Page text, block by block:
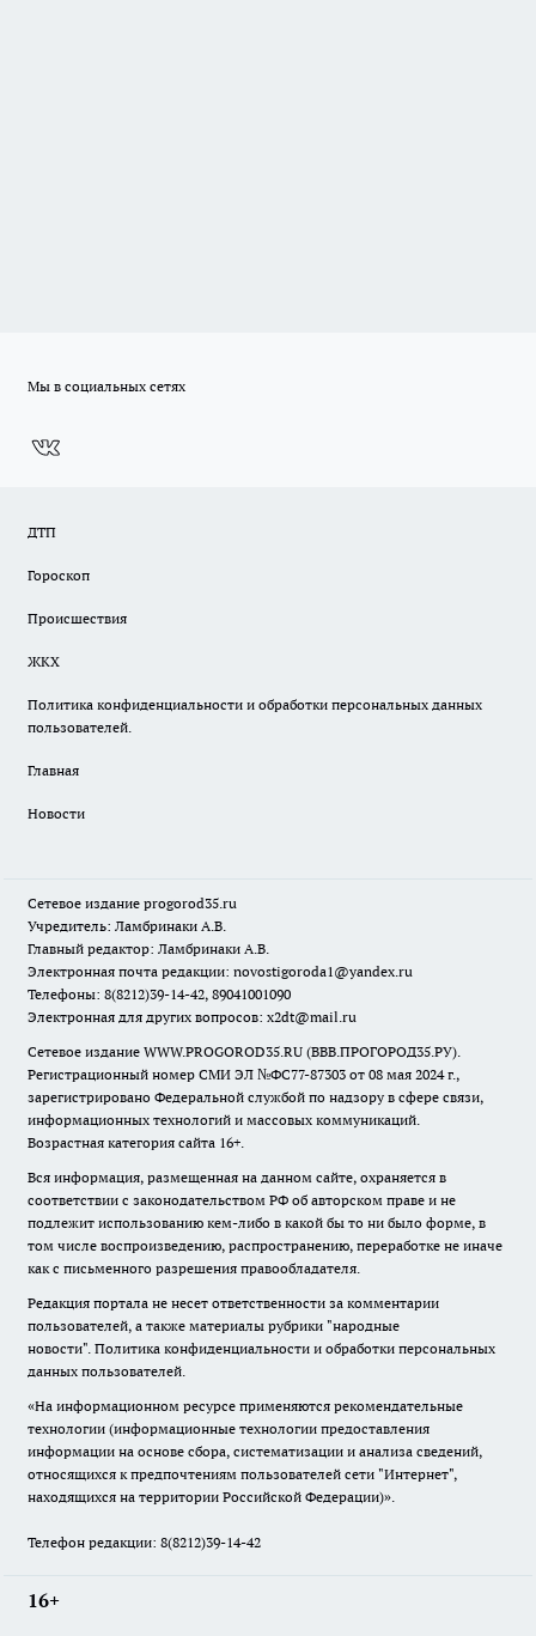
Мы в социальных сетях
ДТП
Гороскоп
Происшествия
ЖКХ
Политика конфиденциальности и обработки персональных данных
пользователей.
Главная
Новости
Сетевое издание progorod35.ru
Учредитель: Ламбринаки А.В.
Главный редактор: Ламбринаки А.В.
Электронная почта редакции: novostigoroda1@yandex.ru
Телефоны: 8(8212)39-14-42, 89041001090
Электронная для других вопросов: x2dt@mail.ru
Сетевое издание WWW.PROGOROD35.RU (ВВВ.ПРОГОРОД35.РУ).
Регистрационный номер СМИ ЭЛ №ФС77-87303 от 08 мая 2024 г.,
зарегистрировано Федеральной службой по надзору в сфере связи,
информационных технологий и массовых коммуникаций.
Возрастная категория сайта 16+.
Вся информация, размещенная на данном сайте, охраняется в
соответствии с законодательством РФ об авторском праве и не
подлежит использованию кем-либо в какой бы то ни было форме, в
том числе воспроизведению, распространению, переработке не иначе
как с письменного разрешения правообладателя.
Редакция портала не несет ответственности за комментарии
пользователей, а также материалы рубрики "народные
новости". Политика конфиденциальности и обработки персональных
данных пользователей.
«На информационном ресурсе применяются рекомендательные
технологии (информационные технологии предоставления
информации на основе сбора, систематизации и анализа сведений,
относящихся к предпочтениям пользователей сети "Интернет",
находящихся на территории Российской Федерации)».
Телефон редакции: 8(8212)39-14-42
16+